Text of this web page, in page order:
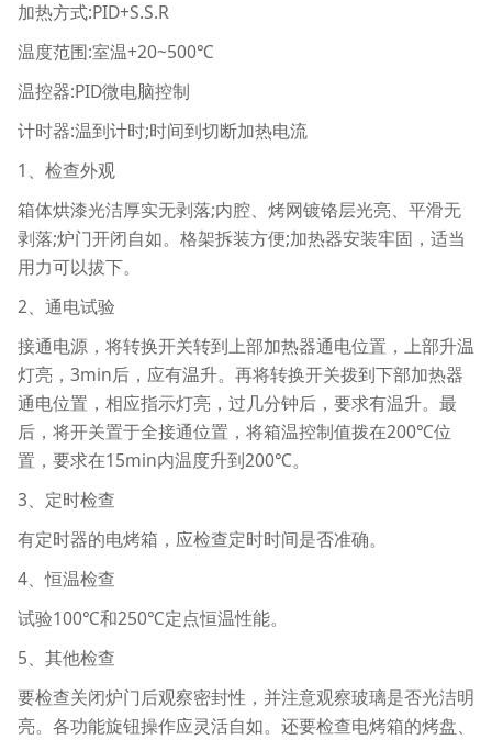
加热方式:PID+S.S.R
温度范围:室温+20~500℃
温控器:PID微电脑控制
计时器:温到计时;时间到切断加热电流
1、检查外观
箱体烘漆光洁厚实无剥落;内腔、烤网镀铬层光亮、平滑无
剥落;炉门开闭自如。格架拆装方便;加热器安装牢固，适当
用力可以拔下。
2、通电试验
接通电源，将转换开关转到上部加热器通电位置，上部升温
灯亮，3min后，应有温升。再将转换开关拨到下部加热器
通电位置，相应指示灯亮，过几分钟后，要求有温升。最
后，将开关置于全接通位置，将箱温控制值拨在200℃位
置，要求在15min内温度升到200℃。
3、定时检查
有定时器的电烤箱，应检查定时时间是否准确。
4、恒温检查
试验100℃和250℃定点恒温性能。
5、其他检查
要检查关闭炉门后观察密封性，并注意观察玻璃是否光洁明
亮。各功能旋钮操作应灵活自如。还要检查电烤箱的烤盘、